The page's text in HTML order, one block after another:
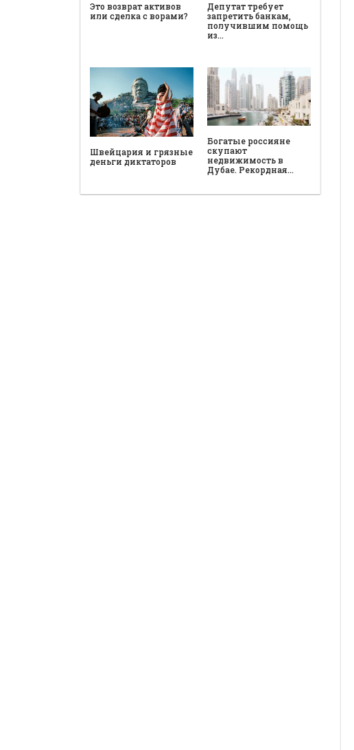
Это возврат активов
или сделка с ворами?
Депутат требует
запретить банкам,
получившим помощь
из…
Швейцария и грязные
деньги диктаторов
Богатые россияне
скупают
недвижимость в
Дубае. Рекордная…